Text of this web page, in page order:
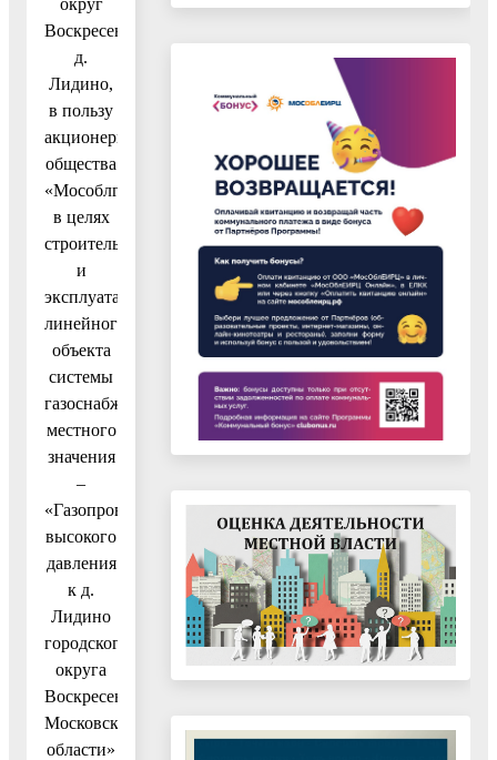
Воскресенск,
д.
Лидино,
в пользу
акционерного
общества
«Мособлгаз»
в целях
строительства
и
эксплуатации
линейного
объекта
системы
газоснабжения
местного
значения
–
«Газопровод
высокого
давления
к д.
Лидино
городского
округа
Воскресенск
Московской
области»